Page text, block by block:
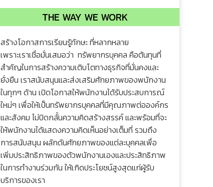
THE WAY WE WORK
สร้างโอกาสการเรียนรู้ทักษะ ที่หลากหลาย
เพราะเราเชื่อมั่นเสมอว่า ทรัพยากรบุคคล คือต้นทุนที่
สำคัญในการสร้างความเติบโตทางธุรกิจที่มั่นคงและ
ยั่งยืน เราสนับสนุนและส่งเสริมศักยภาพของพนักงาน
ในทุกๆ ด้าน เปิดโอกาสให้พนักงานได้รับประสบการณ์
ใหม่ๆ เพื่อให้เป็นทรัพยากรบุคคลที่มีคุณภาพต่อองค์กร
และสังคม ไม่ปิดกลั้นความคิดสร้างสรรค์ และพร้อมที่จะ
ให้พนักงานได้แสดงความคิดเห็นอย่างเต็มที่ รวมถึง
การสนับสนุน ผลักดันศักยภาพของแต่ละบุคคลเพื่อ
เพิ่มประสิทธิภาพของตัวพนักงานเองและประสิทธิภาพ
ในการทำงานร่วมกัน ให้เกิดประโยชน์สูงสุดแก่ผู้รับ
บริการของเรา